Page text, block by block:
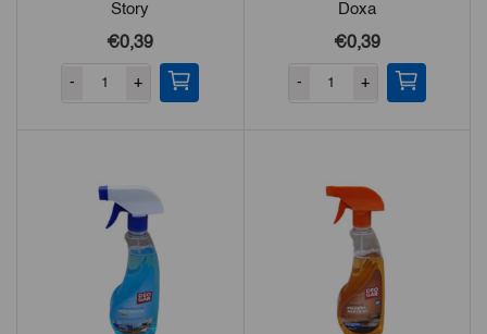
Story
€0,39
- +
Doxa
€0,39
- +